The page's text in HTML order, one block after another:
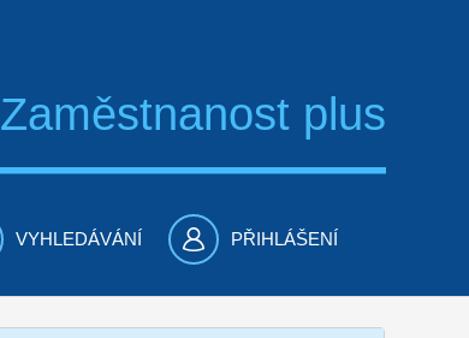
Zaměstnanost plus
VYHLEDÁVÁNÍ PŘIHLÁŠENÍ